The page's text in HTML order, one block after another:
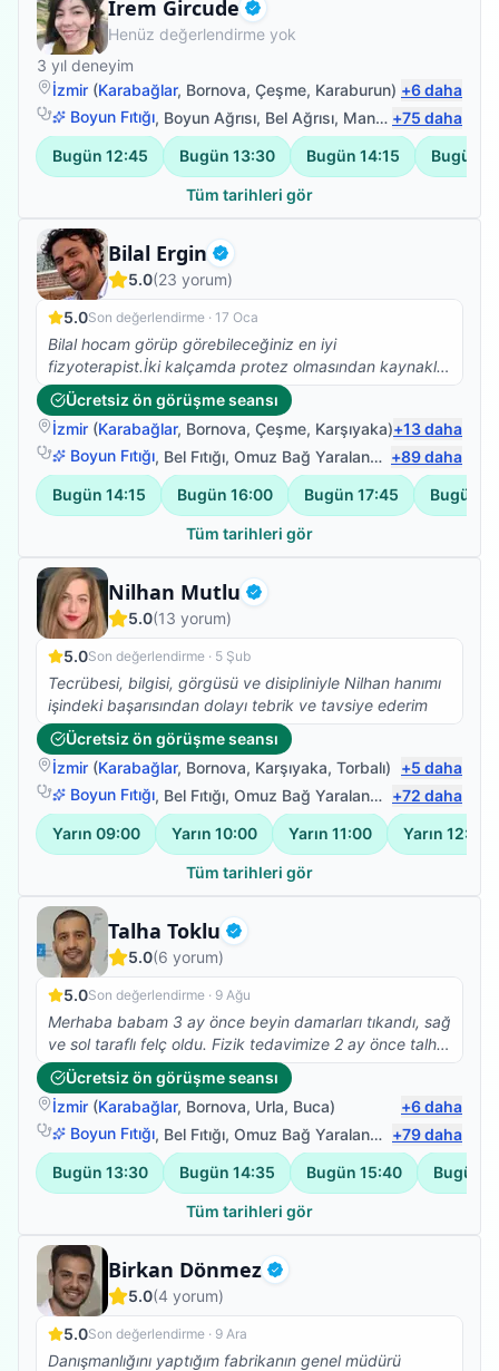
İrem Gircude Doğrulanmış
Fizyoterapist
Henüz değerlendirme yok
3 yıl deneyim
İzmir (Karabağlar, Bornova, Çeşme, Karaburun) +6daha
Boyun Fıtığı, Boyun Ağrısı, Bel Ağrısı, Manuel Lenfödem Drenajı +75 daha
Bugün 12:45 Bugün 13:30 Bugün 14:15 Bugün
Tüm tarihleri gör
Bilal Ergin Doğrulanmış
Fizyoterapist
5.0(23 yorum)
5.0Son değerlendirme · 17 Oca
Bilal hocam görüp görebileceğiniz en iyi
fizyoterapist.İki kalçamda protez olmasından kaynaklı
Skolyoz başlangıcı teşhisi kondu. Ağrılarımın artması
nedeniyle fizyoterapist arayışına girdim ve Bilal
Hocamla çalışmaya başladık. Abartmıyorum iki
seanstan sonra belimdeki ağrılar yok oldu.Dik durmaya
başladım. Ve yürüyüşüm düzeldi.Kendisinin bilgisi
güleryüzü ve modum düştüğünde pozitif yaklaşımıyla
harika bir iş başardı. Kendimi çok iyi
hissediyorum.Fizyoterapim devam ediyor.Emeklerinize
sağlık.
Ücretsiz ön görüşme seansı
İzmir (Karabağlar, Bornova, Çeşme, Karşıyaka)+13daha
Boyun Fıtığı, Bel Fıtığı, Omuz Bağ Yaralanması ,Protez
+89daha
Bugün 14:15 Bugün 16:00 Bugün 17:45 Bugün
Tüm tarihleri gör
Nilhan Mutlu Doğrulanmış
Fizyoterapist
5.0(13 yorum)
5.0Son değerlendirme · 5 Şub
Tecrübesi, bilgisi, görgüsü ve disipliniyle Nilhan hanımı
işindeki başarısından dolayı tebrik ve tavsiye ederim
Ücretsiz ön görüşme seansı
İzmir (Karabağlar, Bornova, Karşıyaka, Torbalı) +5 daha
Boyun Fıtığı, Bel Fıtığı, Omuz Bağ Yaralanması ,Protez
+72 daha
Yarın 09:00 Yarın 10:00 Yarın 11:00 Yarın 12:00
Tüm tarihleri gör
Talha Toklu Doğrulanmış
Fizyoterapist
5.0(6 yorum)
5.0Son değerlendirme · 9 Ağu
Merhaba babam 3 ay önce beyin damarları tıkandı, sağ
ve sol taraflı felç oldu. Fizik tedavimize 2 ay önce talha
beyle başladık çok olumlu ve güzel sonuçlar aldık,
şükürler olsun ki yatalak olan babam bugün ilk defa
kendi başına ayağa kalkabildi, çok mutluyum, talha
bey gerçekten de alanında çok iyi ve işini severek
yapıyor, ayrıyetten de çok mütevazi ve güler yüzlü
olması ayrı bir güzel. Tedavimiz şuanda da devam
ediyor, Buradan talha beye sonsuz teşekkürlerimi
iletiyorum, RABBİM her daim sizinle olsun.
Ücretsiz ön görüşme seansı
İzmir (Karabağlar, Bornova, Urla, Buca) +6daha
Boyun Fıtığı, Bel Fıtığı, Omuz Bağ Yaralanması ,Protez
+79daha
Bugün 13:30 Bugün 14:35 Bugün 15:40 Bugün
Tüm tarihleri gör
Birkan Dönmez Doğrulanmış
Fizyoterapist
5.0(4 yorum)
5.0Son değerlendirme · 9 Ara
Danışmanlığını yaptığım fabrikanın genel müdürü